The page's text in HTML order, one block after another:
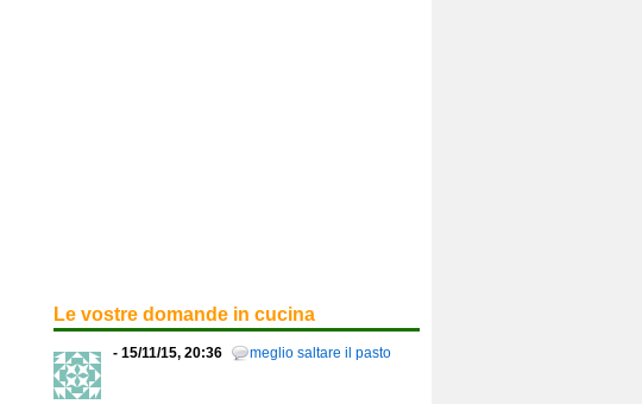
Le vostre domande in cucina
- 15/11/15, 20:36 meglio saltare il pasto